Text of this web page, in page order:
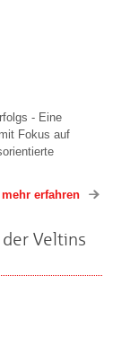
- Eine
Fokus auf
mehr erfahren
der Veltins